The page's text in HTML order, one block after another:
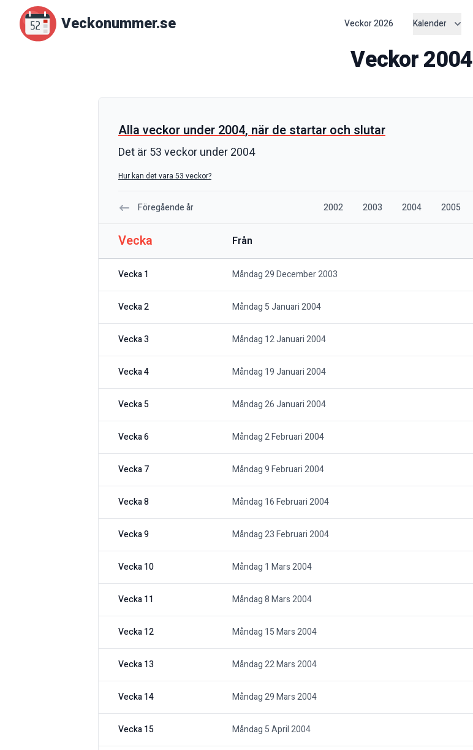
Veckonummer.se Veckor2026 Kalender
Veckor2004
Alla veckor under2004, när de startar och slutar
Det är53veckor under2004
Hur kan det vara 53 veckor?
Föregående år 2002 2003 2004 2005
Vecka Från
Vecka 1 Måndag 29 December 2003
Vecka 2 Måndag 5 Januari 2004
Vecka 3 Måndag 12 Januari 2004
Vecka 4 Måndag 19 Januari 2004
Vecka 5 Måndag 26 Januari 2004
Vecka 6 Måndag 2 Februari 2004
Vecka 7 Måndag 9 Februari 2004
Vecka 8 Måndag 16 Februari 2004
Vecka 9 Måndag 23 Februari 2004
Vecka 10 Måndag 1 Mars 2004
Vecka 11 Måndag 8 Mars 2004
Vecka 12 Måndag 15 Mars 2004
Vecka 13 Måndag 22 Mars 2004
Vecka 14 Måndag 29 Mars 2004
Vecka 15 Måndag 5 April 2004